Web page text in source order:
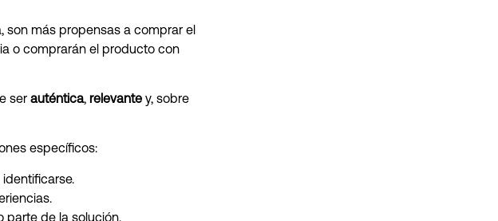
son más propensas a comprar el
o comprarán el producto con
serauténtica,relevante y, sobre
específicos:
parte de la solución.